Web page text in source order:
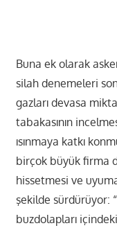
Buna ek olarak
silah denemeleri
gazları devasa
tabakasının
ısınmaya katkı
birçok büyük firma
hissetmesi ve
şekilde sürdürüyor:
buzdolapları